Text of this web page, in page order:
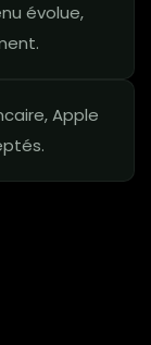
évolue,
Apple